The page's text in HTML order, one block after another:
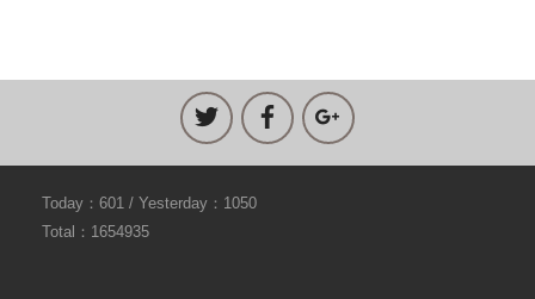
Today：601 / Yesterday：1050
Total：1654935